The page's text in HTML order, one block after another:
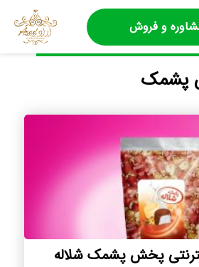
و فروش
پشمک
پخش پشمک شلاله